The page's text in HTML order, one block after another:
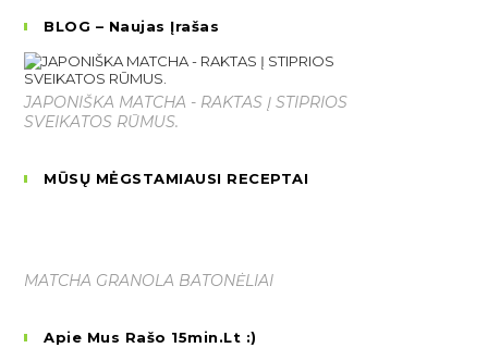
BLOG – Naujas Įrašas
JAPONIŠKA MATCHA - RAKTAS Į STIPRIOS
SVEIKATOS RŪMUS.
MŪSŲ MĖGSTAMIAUSI RECEPTAI
MATCHA GRANOLA BATONĖLIAI
Apie Mus Rašo 15min.lt :)